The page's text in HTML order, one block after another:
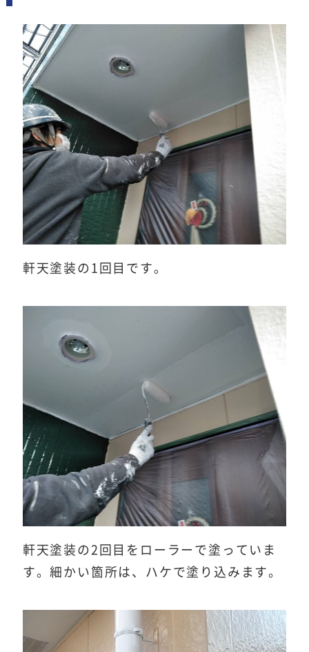
軒天塗装の1回目です。
軒天塗装の2回目をローラーで塗っていま
す。細かい箇所は、ハケで塗り込みます。